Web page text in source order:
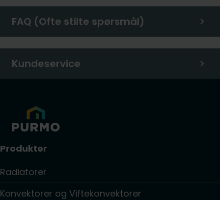
FAQ (Ofte stilte spørsmål)
Kundeservice
Produkter
Radiatorer
Konvektorer og Viftekonvektorer